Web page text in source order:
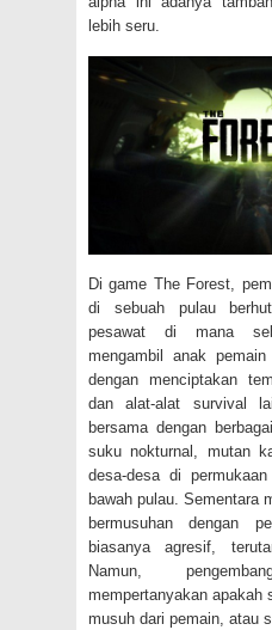
lebih seru.
Di game The Forest,
di sebuah pulau
pesawat di mana
mengambil anak
dengan menciptakan
dan alat-alat survival
bersama dengan
suku nokturnal, mutan
desa-desa di
bawah pulau. Sementara
bermusuhan dengan
biasanya agresif,
Namun,
mempertanyakan apakah
musuh dari pemain, atau